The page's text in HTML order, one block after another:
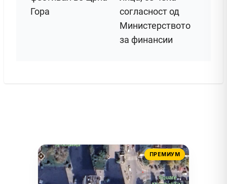
Гора
согласност од
Министерството
за финансии
ПРЕМИУМ